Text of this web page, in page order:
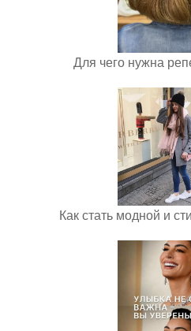
Для чего нужна
Как стать модной и